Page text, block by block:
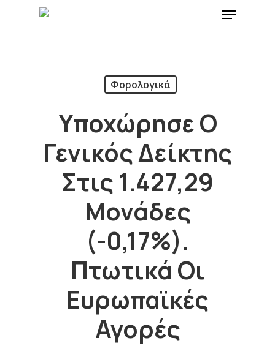
Φορολογικά
Υποχώρησε Ο
Γενικός Δείκτης
Στις 1.427,29
Μονάδες
(-0,17%).
Πτωτικά Οι
Ευρωπαϊκές
Αγορές